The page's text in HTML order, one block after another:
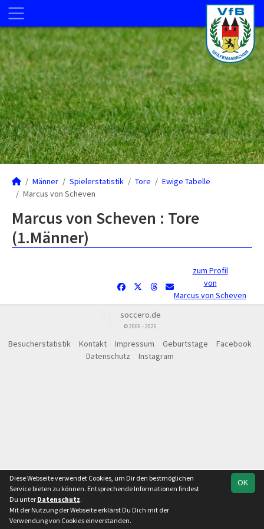
Männer Spielerstatistik Tore
Ewige Tabelle
Marcus von Scheven
Marcus von Scheven : Tore
(1.Männer)
zum Profil
von
Marcus von Scheven
soccero.de
© 2006 - 2026
Besucherstatistik Kontakt Impressum Geburtstage
Facebook
Datenschutz
Instagram
OK
Diese Webseite verwendet Cookies, um Dir den bestmöglichen
Service bieten zu können. Entsprechende Informationen findest
Du unter Datenschutz.
Mit der Nutzung der Webseite erklärst Du Dich mit der
Verwendung von Cookies einverstanden.